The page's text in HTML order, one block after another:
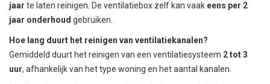
jaar te laten reinigen. De ventilatiebox zelf kan vaak eens per 2
jaar onderhoud gebruiken.
Hoe lang duurt het reinigen van ventilatiekanalen?
Gemiddeld duurt het reinigen van een ventilatiesysteem 2 tot 3
uur, afhankelijk van het type woning en het aantal kanalen.